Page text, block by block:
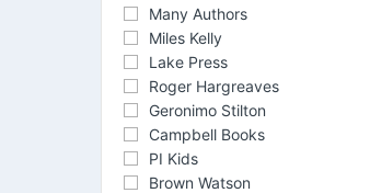
Many Authors
Miles Kelly
Lake Press
Roger Hargreaves
Geronimo Stilton
Campbell Books
PI Kids
Brown Watson